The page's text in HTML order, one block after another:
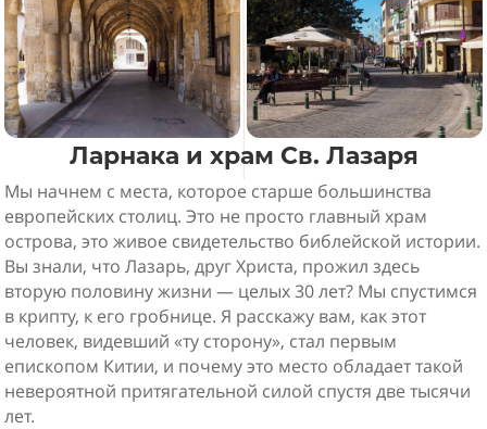
Ларнака и храм Св. Лазаря
Мы начнем с места, которое старше большинства
европейских столиц. Это не просто главный храм
острова, это живое свидетельство библейской истории.
Вы знали, что Лазарь, друг Христа, прожил здесь
вторую половину жизни — целых 30 лет? Мы спустимся
в крипту, к его гробнице. Я расскажу вам, как этот
человек, видевший «ту сторону», стал первым
епископом Китии, и почему это место обладает такой
невероятной притягательной силой спустя две тысячи
лет.